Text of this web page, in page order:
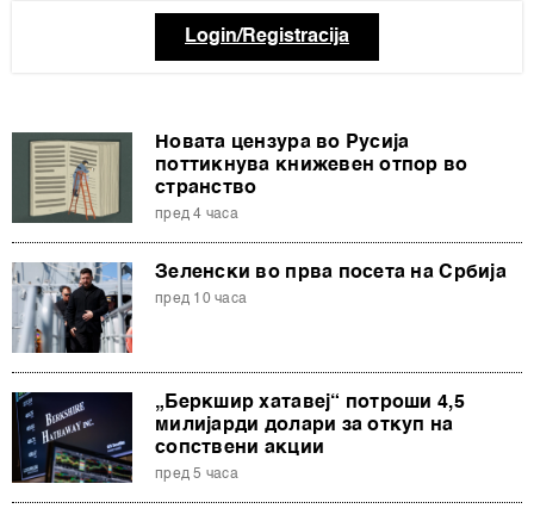
Login/Registracija
Новата цензура во Русија
поттикнува книжевен отпор во
странство
пред 4 часа
Зеленски во прва посета на Србија
пред 10 часа
„Беркшир хатавеј“ потроши 4,5
милијарди долари за откуп на
сопствени акции
пред 5 часа